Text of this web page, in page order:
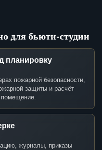
для бьюти-студии
планировку
пожарной безопасности,
защиты и расчёт
помещение.
журналы, приказы